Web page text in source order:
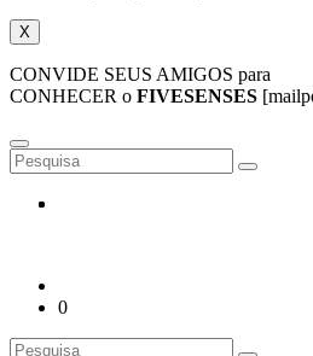
X
CONVIDE SEUS AMIGOS para
CONHECER o FIVESENSES
0